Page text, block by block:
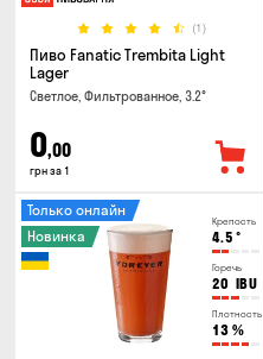
(1)
Пиво Fanatic Trembita Light
Lager
Светлое, Фильтрованное, 3.2°
0,00
грн за 1
Крепость
4.5 °
Горечь
20 IBU
Плотность
13 %
Только онлайн
Новинка